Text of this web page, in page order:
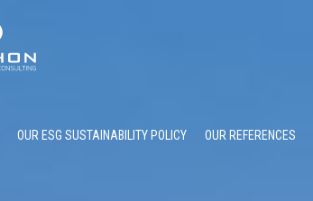
OUR ESG SUSTAINABILITY POLICY OUR REFERENCES